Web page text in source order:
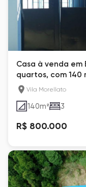
Casa à venda em
quartos, com 140
Vila Morellato
140m² 3
R$ 800.000